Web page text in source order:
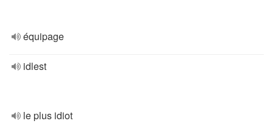
équipage
idlest
le plus idiot